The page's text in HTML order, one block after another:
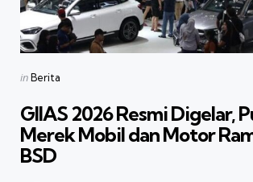
Categories
Posted
inBerita
GIIAS 2026 Resmi Digelar,
Merek Mobil dan Motor
BSD